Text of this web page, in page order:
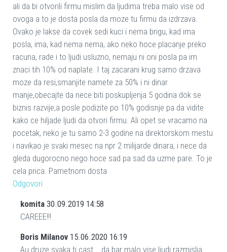
ali da bi otvorili firmu mislim da ljudima treba malo vise od
ovoga a to je dosta posla da moze tu firmu da izdrzava.
Ovako je lakse da covek sedi kuci i nema brigu, kad ima
posla, ima, kad nema nema, ako neko hoce placanje preko
racuna, rade i to ljudi usluzno, nemaju ni oni posla pa im
znaci tih 10% od naplate. I taj zacarani krug samo drzava
moze da resi,smanjite namete za 50% i ni dinar
manje,obecajte da nece biti poskupljenja 5 godina dok se
biznis razvije,a posle podizite po 10% godisnje pa da vidite
kako ce hiljade ljudi da otvori firmu. Ali opet se vracamo na
pocetak, neko je tu samo 2-3 godine na direktorskom mestu
i navikao je svaki mesec na npr 2 milijarde dinara, i nece da
gleda dugorocno nego hoce sad pa sad da uzme pare. To je
cela prica. Pametnom dosta
Odgovori
komita 30.09.2019 14:58
CAREEE!!!
Boris Milanov 15.06.2020 16:19
Au druze svaka ti cast... da bar malo vise ljudi razmislja